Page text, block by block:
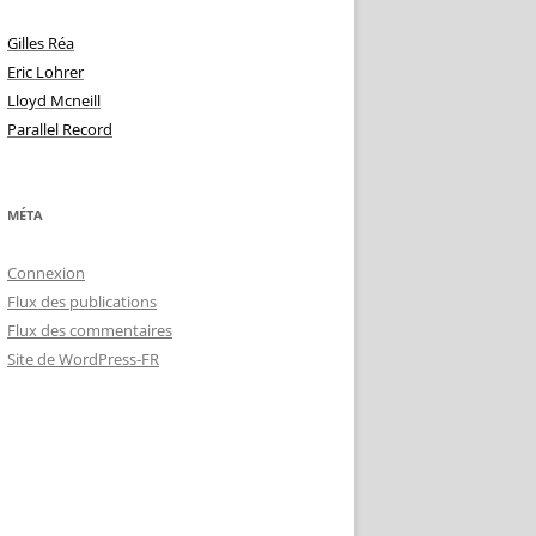
Gilles Réa
Eric Lohrer
Lloyd Mcneill
Parallel Record
MÉTA
Connexion
Flux des publications
Flux des commentaires
Site de WordPress-FR